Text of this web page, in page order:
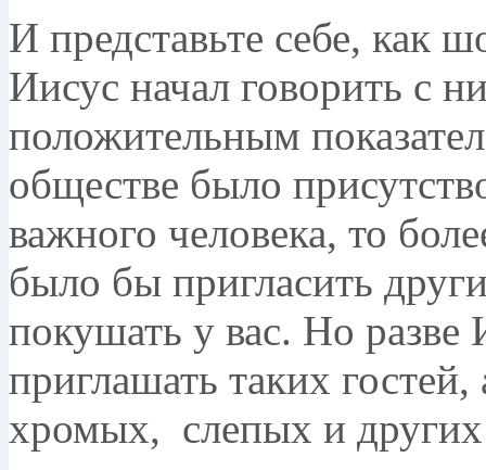
И представьте себе, как
Иисус начал говорить с
положительным
обществе было
важного человека, то
было бы пригласить
покушать у вас. Но разве
приглашать таких
хромых, слепых и